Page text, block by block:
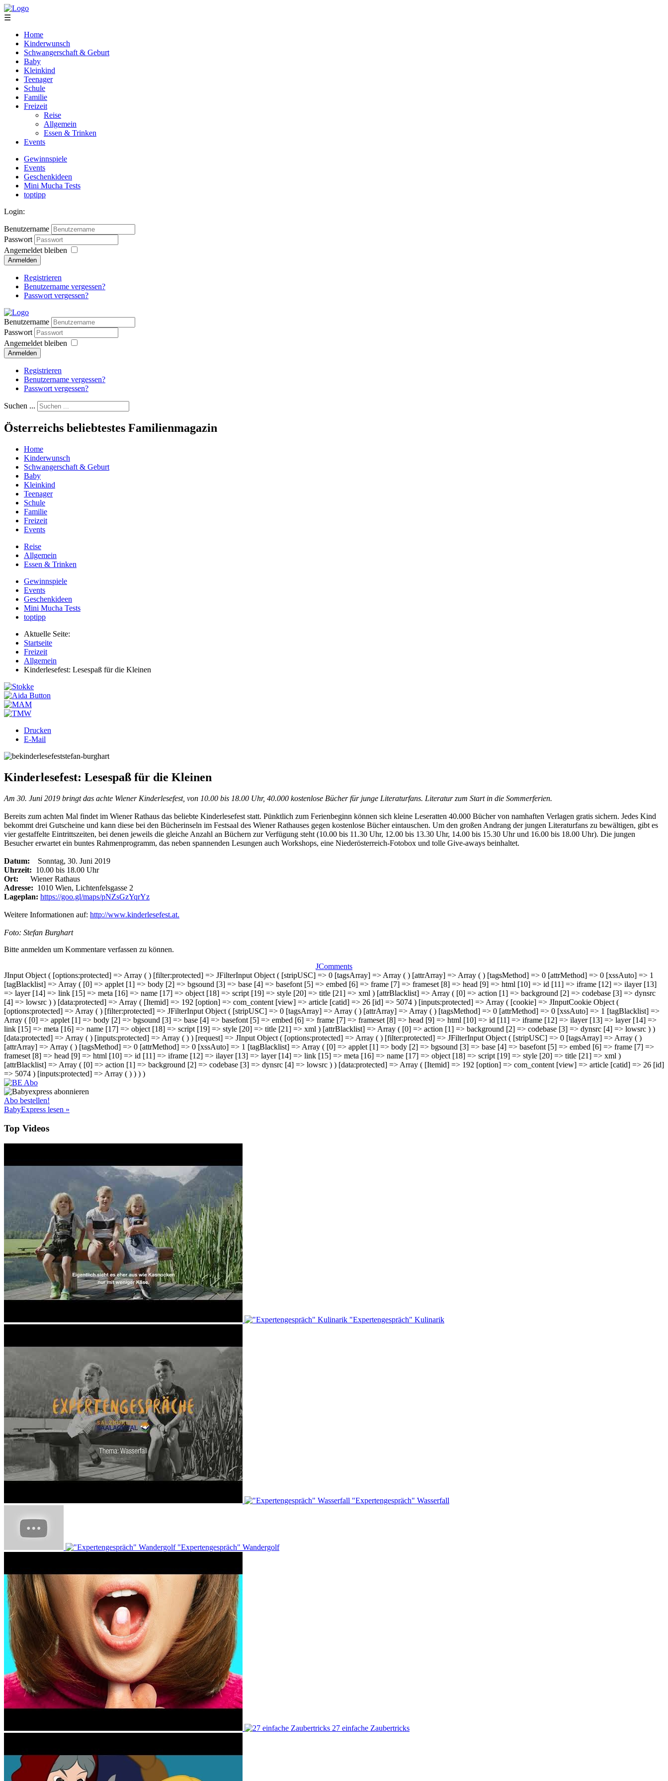
☰
Home
Kinderwunsch
Schwangerschaft & Geburt
Baby
Kleinkind
Teenager
Schule
Familie
Freizeit
Reise
Allgemein
Essen & Trinken
Events
Gewinnspiele
Events
Geschenkideen
Mini Mucha Tests
toptipp
Login:
Benutzername
Passwort
Angemeldet bleiben
Anmelden
Registrieren
Benutzername vergessen?
Passwort vergessen?
Benutzername
Passwort
Angemeldet bleiben
Anmelden
Registrieren
Benutzername vergessen?
Passwort vergessen?
Suchen ...
Österreichs beliebtestes Familienmagazin
Home
Kinderwunsch
Schwangerschaft & Geburt
Baby
Kleinkind
Teenager
Schule
Familie
Freizeit
Events
Reise
Allgemein
Essen & Trinken
Gewinnspiele
Events
Geschenkideen
Mini Mucha Tests
toptipp
Aktuelle Seite:
Startseite
Freizeit
Allgemein
Kinderlesefest: Lesespaß für die Kleinen
Drucken
E-Mail
Kinderlesefest: Lesespaß für die Kleinen
Am 30. Juni 2019 bringt das achte Wiener Kinderlesefest, von 10.00 bis 18.00 Uhr, 40.000 kostenlose Bücher für junge Literaturfans. Literatur zum Start in die Sommerferien.
Bereits zum achten Mal findet im Wiener Rathaus das beliebte Kinderlesefest statt. Pünktlich zum Ferienbeginn können sich kleine Leseratten 40.000 Bücher von namhaften Verlagen gratis sichern. Jedes Kind
bekommt drei Gutscheine und kann diese bei den Bücherinseln im Festsaal des Wiener Rathauses gegen kostenlose Bücher eintauschen. Um den großen Andrang der jungen Literaturfans zu bewältigen, gibt es
vier gestaffelte Eintrittszeiten, bei denen jeweils die gleiche Anzahl an Büchern zur Verfügung steht (10.00 bis 11.30 Uhr, 12.00 bis 13.30 Uhr, 14.00 bis 15.30 Uhr und 16.00 bis 18.00 Uhr). Die jungen
Besucher erwartet ein buntes Rahmenprogramm, das neben spannenden Lesungen auch Workshops, eine Niederösterreich-Fotobox und tolle Give-aways beinhaltet.
Datum: Sonntag, 30. Juni 2019
Uhrzeit: 10.00 bis 18.00 Uhr
Ort:
Wiener Rathaus
Adresse: 1010 Wien, Lichtenfelsgasse 2
Lageplan: https://goo.gl/maps/pNZsGzYqrYz
Weitere Informationen auf: http://www.kinderlesefest.at.
Foto: Stefan Burghart
Bitte anmelden um Kommentare verfassen zu können.
JComments
JInput Object ( [options:protected] => Array ( ) [filter:protected] => JFilterInput Object ( [stripUSC] => 0 [tagsArray] => Array ( ) [attrArray] => Array ( ) [tagsMethod] => 0 [attrMethod] => 0 [xssAuto] => 1
[tagBlacklist] => Array ( [0] => applet [1] => body [2] => bgsound [3] => base [4] => basefont [5] => embed [6] => frame [7] => frameset [8] => head [9] => html [10] => id [11] => iframe [12] => ilayer [13]
=> layer [14] => link [15] => meta [16] => name [17] => object [18] => script [19] => style [20] => title [21] => xml ) [attrBlacklist] => Array ( [0] => action [1] => background [2] => codebase [3] => dynsrc
[4] => lowsrc ) ) [data:protected] => Array ( [Itemid] => 192 [option] => com_content [view] => article [catid] => 26 [id] => 5074 ) [inputs:protected] => Array ( [cookie] => JInputCookie Object (
[options:protected] => Array ( ) [filter:protected] => JFilterInput Object ( [stripUSC] => 0 [tagsArray] => Array ( ) [attrArray] => Array ( ) [tagsMethod] => 0 [attrMethod] => 0 [xssAuto] => 1 [tagBlacklist] =>
Array ( [0] => applet [1] => body [2] => bgsound [3] => base [4] => basefont [5] => embed [6] => frame [7] => frameset [8] => head [9] => html [10] => id [11] => iframe [12] => ilayer [13] => layer [14] =>
link [15] => meta [16] => name [17] => object [18] => script [19] => style [20] => title [21] => xml ) [attrBlacklist] => Array ( [0] => action [1] => background [2] => codebase [3] => dynsrc [4] => lowsrc ) )
[data:protected] => Array ( ) [inputs:protected] => Array ( ) ) [request] => JInput Object ( [options:protected] => Array ( ) [filter:protected] => JFilterInput Object ( [stripUSC] => 0 [tagsArray] => Array ( )
[attrArray] => Array ( ) [tagsMethod] => 0 [attrMethod] => 0 [xssAuto] => 1 [tagBlacklist] => Array ( [0] => applet [1] => body [2] => bgsound [3] => base [4] => basefont [5] => embed [6] => frame [7] =>
frameset [8] => head [9] => html [10] => id [11] => iframe [12] => ilayer [13] => layer [14] => link [15] => meta [16] => name [17] => object [18] => script [19] => style [20] => title [21] => xml )
[attrBlacklist] => Array ( [0] => action [1] => background [2] => codebase [3] => dynsrc [4] => lowsrc ) ) [data:protected] => Array ( [Itemid] => 192 [option] => com_content [view] => article [catid] => 26 [id]
=> 5074 ) [inputs:protected] => Array ( ) ) ) )
Abo bestellen!
BabyExpress lesen »
Top Videos
"Expertengespräch" Kulinarik
"Expertengespräch" Wasserfall
"Expertengespräch" Wandergolf
27 einfache Zaubertricks